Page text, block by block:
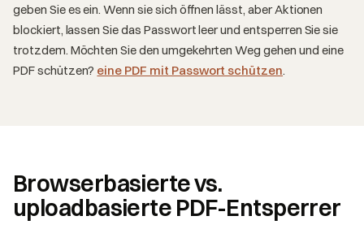
geben Sie es ein. Wenn sie sich öffnen lässt, aber Aktionen
blockiert, lassen Sie das Passwort leer und entsperren Sie sie
trotzdem. Möchten Sie den umgekehrten Weg gehen und eine
PDF schützen? eine PDF mit Passwort schützen.
Browserbasierte vs.
uploadbasierte PDF-Entsperrer